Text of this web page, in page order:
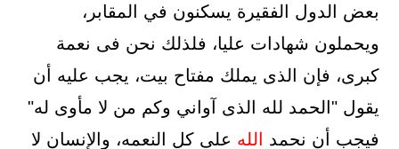
بعض الدول الفقيرة يسكنون في المقابر،
ويحملون شهادات عليا، فلذلك نحن فى نعمة
كبرى، فإن الذى يملك مفتاح بيت، يجب عليه أن
يقول "الحمد لله الذى آواني وكم من لا مأوى له"
فيجب أن نحمد الله على كل النعمه، والإنسان لا